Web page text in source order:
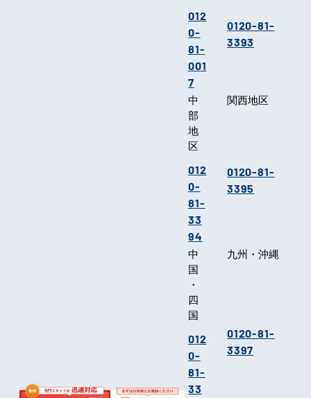
012
0-
81-
001
7
0120-81-
3393
中
部
地
区
012
0-
81-
33
94
関西地区
0120-81-
3395
中
国
・
四
国
012
0-
81-
33
九州・沖縄
0120-81-
3397